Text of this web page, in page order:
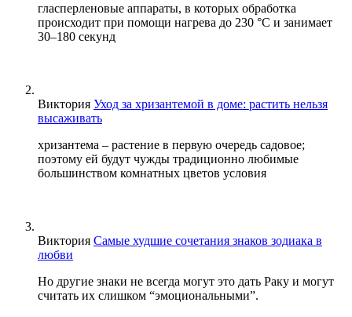
гласперленовые аппараты, в которых обработка
происходит при помощи нагрева до 230 °С и занимает
30–180 секунд
Виктория Уход за хризантемой в доме: растить нельзя
высаживать
хризантема – растение в первую очередь садовое;
поэтому ей будут чужды традиционно любимые
большинством комнатных цветов условия
Виктория Самые худшие сочетания знаков зодиака в
любви
Но другие знаки не всегда могут это дать Раку и могут
считать их слишком “эмоциональными”.